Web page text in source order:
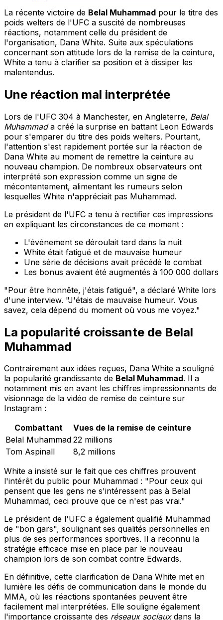
La récente victoire de Belal Muhammad pour le titre des
poids welters de l'UFC a suscité de nombreuses
réactions, notamment celle du président de
l'organisation, Dana White. Suite aux spéculations
concernant son attitude lors de la remise de la ceinture,
White a tenu à clarifier sa position et à dissiper les
malentendus.
Une réaction mal interprétée
Lors de l'UFC 304 à Manchester, en Angleterre, Belal
Muhammada créé la surprise en battant Leon Edwards
pour s'emparer du titre des poids welters. Pourtant,
l'attention s'est rapidement portée sur la réaction de
Dana White au moment de remettre la ceinture au
nouveau champion. De nombreux observateurs ont
interprété son expression comme un signe de
mécontentement, alimentant les rumeurs selon
lesquelles White n'appréciait pas Muhammad.
Le président de l'UFC a tenu à rectifier ces impressions
en expliquant les circonstances de ce moment :
L'événement se déroulait tard dans la nuit
White était fatigué et de mauvaise humeur
Une série de décisions avait précédé le combat
Les bonus avaient été augmentés à 100 000 dollars
"Pour être honnête, j'étais fatigué", a déclaré White lors
d'une interview. "J'étais de mauvaise humeur. Vous
savez, cela dépend du moment où vous me voyez."
La popularité croissante de Belal
Muhammad
Contrairement aux idées reçues, Dana White a souligné
la popularité grandissante de Belal Muhammad. Il a
notamment mis en avant les chiffres impressionnants de
visionnage de la vidéo de remise de ceinture sur
Instagram :
Combattant
Vues de la remise de ceinture
Belal Muhammad 22 millions
Tom Aspinall
8,2 millions
White a insisté sur le fait que ces chiffres prouvent
l'intérêt du public pour Muhammad : "Pour ceux qui
pensent que les gens ne s'intéressent pas à Belal
Muhammad, ceci prouve que ce n'est pas vrai."
Le président de l'UFC a également qualifié Muhammad
de "bon gars", soulignant ses qualités personnelles en
plus de ses performances sportives. Il a reconnu la
stratégie efficace mise en place par le nouveau
champion lors de son combat contre Edwards.
En définitive, cette clarification de Dana White met en
lumière les défis de communication dans le monde du
MMA, où les réactions spontanées peuvent être
facilement mal interprétées. Elle souligne également
l'importance croissante des réseaux sociauxdans la